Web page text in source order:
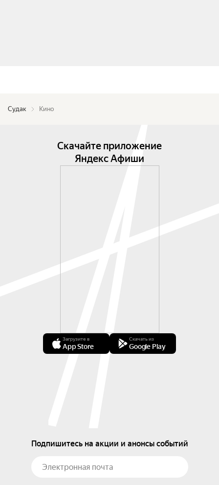
Судак Кино
Скачайте приложение
Яндекс Афиши
Загрузите в
App Store
Скачать из
Google Play
Подпишитесь на акции и анонсы событий